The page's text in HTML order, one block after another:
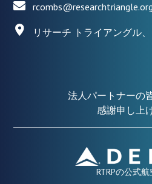
rcombs@researchtriangle.org
リサーチ トライアングル
法人パートナーの
感謝申し上
RTRPの公式